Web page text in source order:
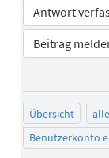
Antwort
Beitrag
Übersicht
Benutzerkonto